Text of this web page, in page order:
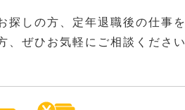
探しの方、定年退職後の仕事
、ぜひお気軽にご相談くださ